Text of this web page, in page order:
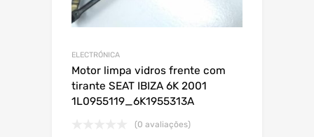
ELECTRÓNICA
Motor limpa vidros frente com
tirante SEAT IBIZA 6K 2001
1L0955119_6K1955313A
(0 avaliações)